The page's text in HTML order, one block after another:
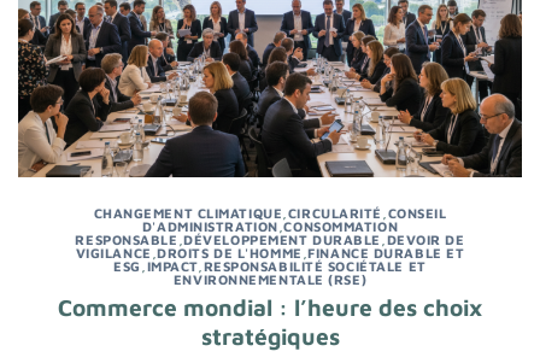
CHANGEMENT CLIMATIQUE CIRCULARITÉ CONSEIL
D'ADMINISTRATION ,CONSOMMATION
RESPONSABLE ,DÉVELOPPEMENT DURABLE DEVOIR DE
VIGILANCE ,DROITS DE L'HOMME ,FINANCE DURABLE ET
ESG IMPACT, RESPONSABILITÉ SOCIÉTALE ET
ENVIRONNEMENTALE (RSE)
Commerce mondial : l’heure des choix
stratégiques